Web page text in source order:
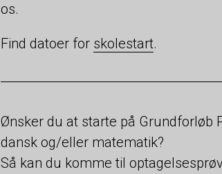
os.
Find datoer for skolestart.
Ønsker du at starte på Grundforløb
dansk og/eller matematik?
Så kan du komme til